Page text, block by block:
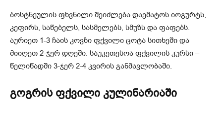
ბოსტნეულის ფხვნილი შეიძლება დაემატოს იოგურტს,
კეფირს, საწებელს, სასმელებს, სმუზს და ფაფებს.
აურიეთ 1-3 ჩაის კოვზი ფქვილი ცოტა სითხეში და
მიიღეთ 2-ჯერ დღეში. საუკეთესოა ფქვილის კურსი –
წელიწადში 3-ჯერ 2-4 კვირის განმავლობაში.
გოგრის ფქვილი კულინარიაში